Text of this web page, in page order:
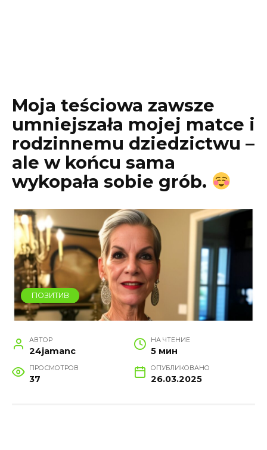
Moja teściowa zawsze
umniejszała mojej matce i
rodzinnemu dziedzictwu –
ale w końcu sama
wykopała sobie grób.
ПОЗИТИВ
АВТОР
24jamanc
НА ЧТЕНИЕ
5 мин
ПРОСМОТРОВ
37
ОПУБЛИКОВАНО
26.03.2025